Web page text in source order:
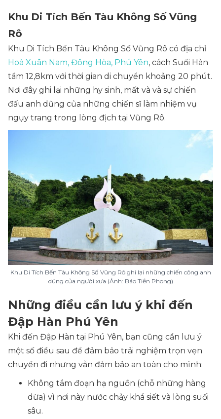
Khu Di Tích Bến Tàu Không Số Vũng
Rô
Khu Di Tích Bến Tàu Không Số Vũng Rô có địa chỉ
Hoà Xuân Nam, Đông Hòa, Phú Yên, cách Suối Hàn
tầm 12,8km với thời gian di chuyển khoảng 20 phút.
Nơi đây ghi lại những hy sinh, mất và và sự chiến
đấu anh dũng của những chiến sĩ làm nhiệm vụ
ngụy trang trong lòng địch tại Vũng Rô.
Khu Di Tích Bến Tàu Không Số Vũng Rô ghi lại những chiến công anh
dũng của người xưa (Ảnh: Báo Tiền Phong)
Những điều cần lưu ý khi đến
Đập Hàn Phú Yên
Khi đến Đập Hàn tại Phú Yên, bạn cũng cần lưu ý
một số điều sau để đảm bảo trải nghiệm trọn vẹn
chuyến đi nhưng vẫn đảm bảo an toàn cho mình:
Không tắm đoạn hạ nguồn (chỗ những hàng
dừa) vì nơi này nước chảy khá siết và lòng suối
sâu.